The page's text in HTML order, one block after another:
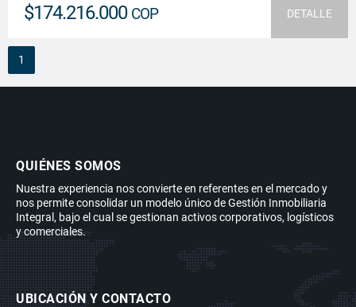
$174.216.000 COP DETALLE
1
QUIÉNES SOMOS
Nuestra experiencia nos convierte en referentes en el mercado y
nos permite consolidar un modelo único de Gestión Inmobiliaria
Integral, bajo el cual se gestionan activos corporativos, logísticos
y comerciales.
UBICACIÓN Y CONTACTO